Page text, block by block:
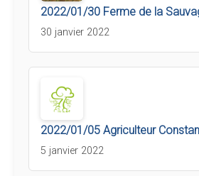
2022/01/30 Ferme de la
30 janvier 2022
2022/01/05 Agriculteur
5 janvier 2022